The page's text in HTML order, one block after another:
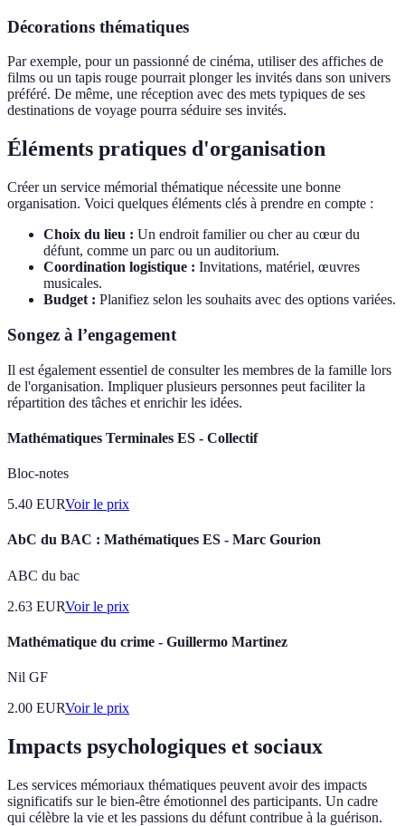
Décorations thématiques
Par exemple, pour un passionné de cinéma, utiliser des affiches de
films ou un tapis rouge pourrait plonger les invités dans son univers
préféré. De même, une réception avec des mets typiques de ses
destinations de voyage pourra séduire ses invités.
Éléments pratiques d'organisation
Créer un service mémorial thématique nécessite une bonne
organisation. Voici quelques éléments clés à prendre en compte :
Choix du lieu : Un endroit familier ou cher au cœur du
défunt, comme un parc ou un auditorium.
Coordination logistique : Invitations, matériel, œuvres
musicales.
Budget : Planifiez selon les souhaits avec des options variées.
Songez à l’engagement
Il est également essentiel de consulter les membres de la famille lors
de l'organisation. Impliquer plusieurs personnes peut faciliter la
répartition des tâches et enrichir les idées.
Mathématiques Terminales ES - Collectif
Bloc-notes
5.40 EURVoir le prix
AbC du BAC : Mathématiques ES - Marc Gourion
ABC du bac
2.63 EURVoir le prix
Mathématique du crime - Guillermo Martinez
Nil GF
2.00 EURVoir le prix
Impacts psychologiques et sociaux
Les services mémoriaux thématiques peuvent avoir des impacts
significatifs sur le bien-être émotionnel des participants. Un cadre
qui célèbre la vie et les passions du défunt contribue à la guérison.